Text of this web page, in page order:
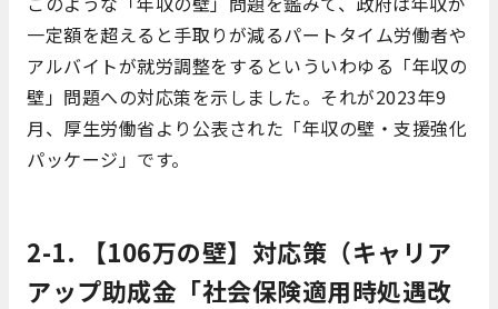
一定額を超えると手取りが減るパートタイム労働者や
アルバイトが就労調整をするといういわゆる「年収の
壁」問題への対応策を示しました。それが2023年9
月、厚生労働省より公表された「年収の壁・支援強化
パッケージ」です。
2-1. 【106万の壁】対応策（キャリア
アップ助成金「社会保険適用時処遇改